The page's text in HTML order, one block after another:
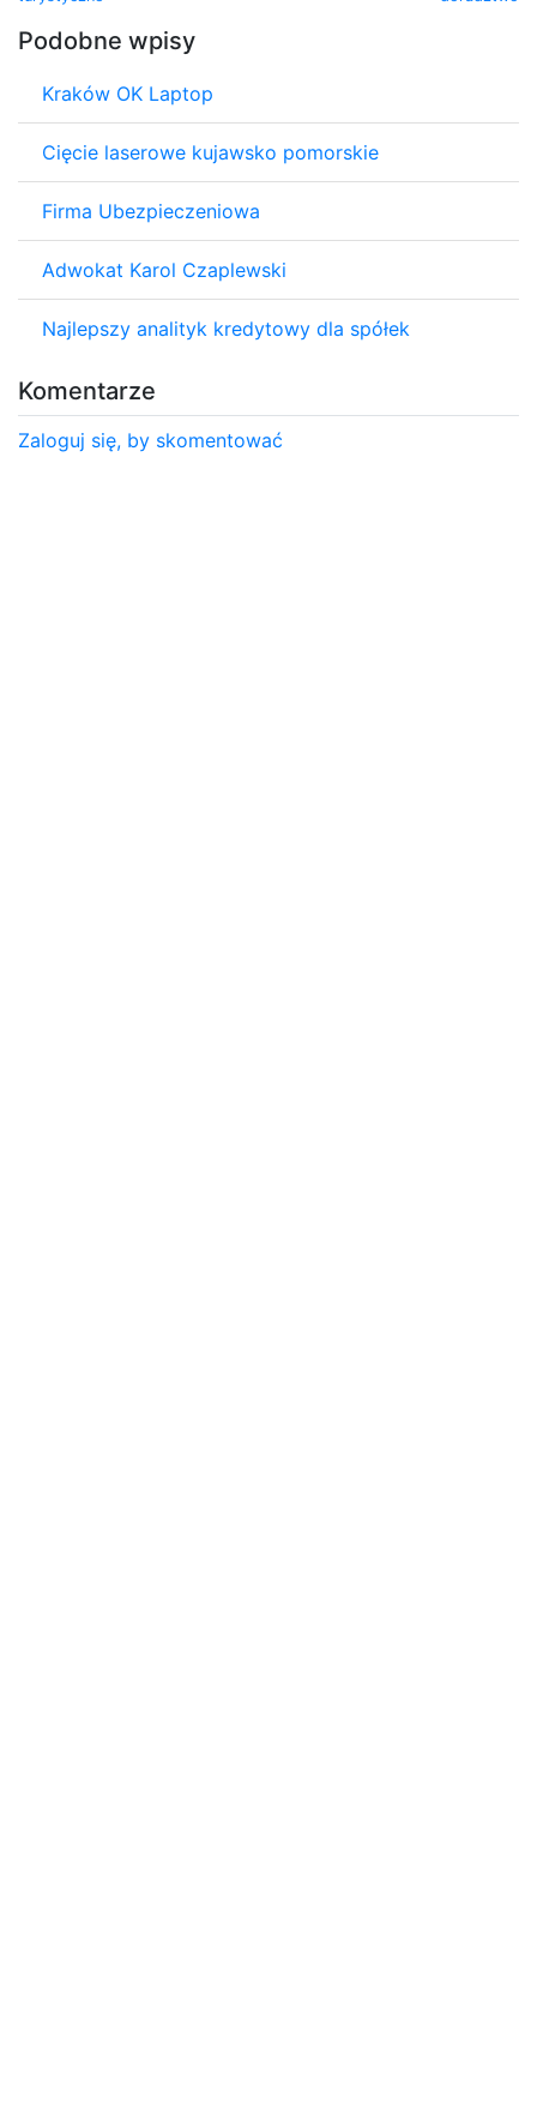
Podobne wpisy
Kraków OK Laptop
Cięcie laserowe kujawsko pomorskie
Firma Ubezpieczeniowa
Adwokat Karol Czaplewski
Najlepszy analityk kredytowy dla spółek
Komentarze
Zaloguj się, by skomentować